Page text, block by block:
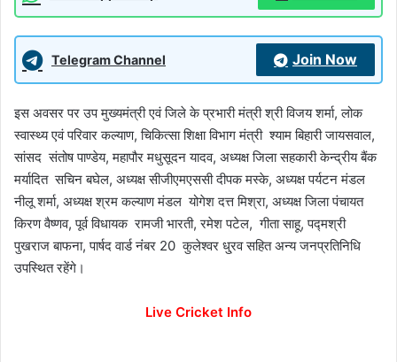
Telegram Channel Join Now
इस अवसर पर उप मुख्यमंत्री एवं जिले के प्रभारी मंत्री श्री विजय शर्मा, लोक
स्वास्थ्य एवं परिवार कल्याण, चिकित्सा शिक्षा विभाग मंत्री श्याम बिहारी जायसवाल,
सांसद संतोष पाण्डेय, महापौर मधुसूदन यादव, अध्यक्ष जिला सहकारी केन्द्रीय बैंक
मर्यादित सचिन बघेल, अध्यक्ष सीजीएमएससी दीपक मस्के, अध्यक्ष पर्यटन मंडल
नीलू शर्मा, अध्यक्ष श्रम कल्याण मंडल योगेश दत्त मिश्रा, अध्यक्ष जिला पंचायत
किरण वैष्णव, पूर्व विधायक रामजी भारती, रमेश पटेल, गीता साहू, पद्मश्री
पुखराज बाफना, पार्षद वार्ड नंंबर 20 कुलेश्वर धु्रव सहित अन्य जनप्रतिनिधि
उपस्थित रहेंगे।
Live Cricket Info